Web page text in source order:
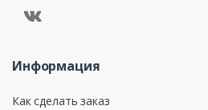
Информация
Как сделать заказ